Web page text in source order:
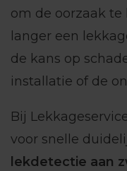
om de oorzaak te
langer een
de kans op
installatie of de
Bij
voor snelle
lekdetectie aan